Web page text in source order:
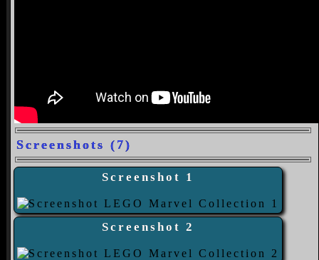
Screenshots (7)
Screenshot 1
Screenshot 2